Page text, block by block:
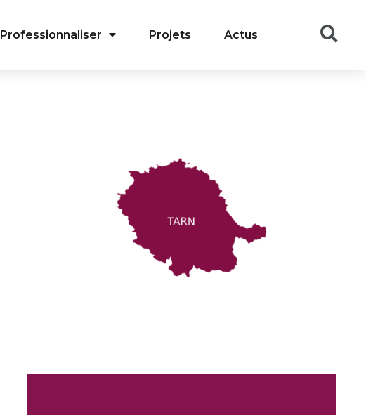
Professionnaliser Projets Actus